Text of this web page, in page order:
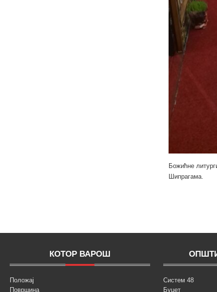
Божићне
Шипрагама.
КОТОР ВАРОШ
Положај
Површина
Систем 48
Буџет